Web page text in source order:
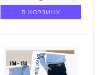
В КОРЗИНУ